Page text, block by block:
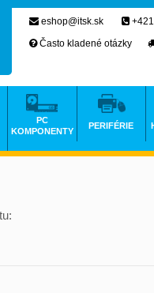
eshop@itsk.sk
Často kladené otázky
PC
KOMPONENTY
PERIFÉRIE